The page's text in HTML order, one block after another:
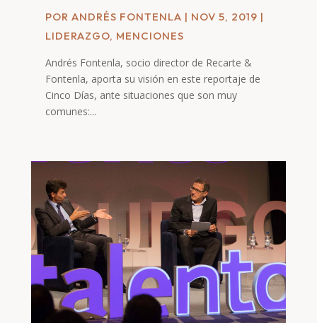
POR ANDRÉS FONTENLA | NOV 5, 2019 |
LIDERAZGO, MENCIONES
Andrés Fontenla, socio director de Recarte &
Fontenla, aporta su visión en este reportaje de
Cinco Días, ante situaciones que son muy
comunes:...